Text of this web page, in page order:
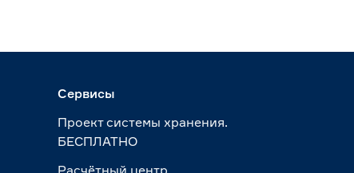
Сервисы
Проект системы хранения.
БЕСПЛАТНО
Расчётный центр